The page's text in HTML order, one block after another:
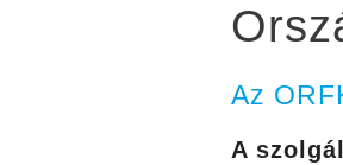
Az
A